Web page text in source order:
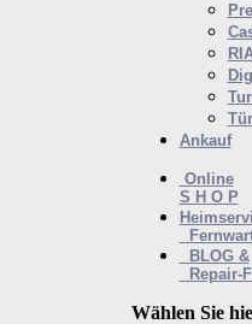
Ankauf
Online
S H O P
BLOG &
Repair-
Wählen Sie